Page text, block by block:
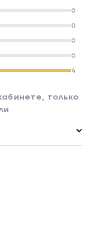
0
0
0
0
4
только